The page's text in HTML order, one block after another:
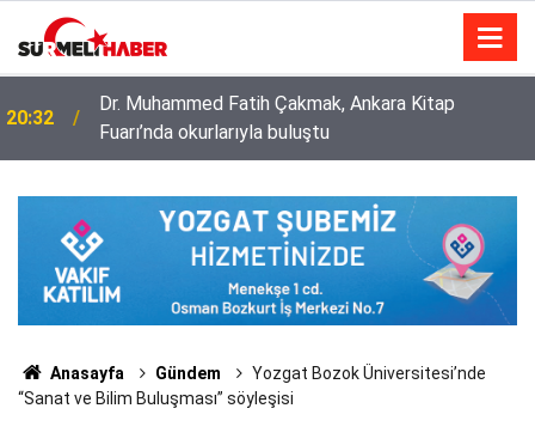
14:52
Diyanet İşleri Başkanlığı ile Türkiye Diyanet Vakfı
milyonları sevindirdi
Anasayfa Gündem
Yozgat Bozok Üniversitesi’nde
“Sanat ve Bilim Buluşması” söyleşisi